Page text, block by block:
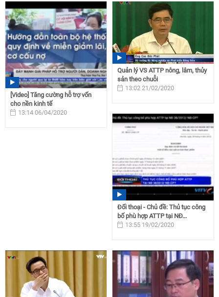
[Video] Tăng cường hỗ trợ vốn
cho nền kinh tế
13:14 06/04/2020
Quản lý VS ATTP nông, lâm, thủy
sản theo chuỗi
13:02 21/02/2020
Đối thoại - Chủ đề: Thủ tục công
bố phù hợp ATTP tại NĐ...
13:55 19/02/2020